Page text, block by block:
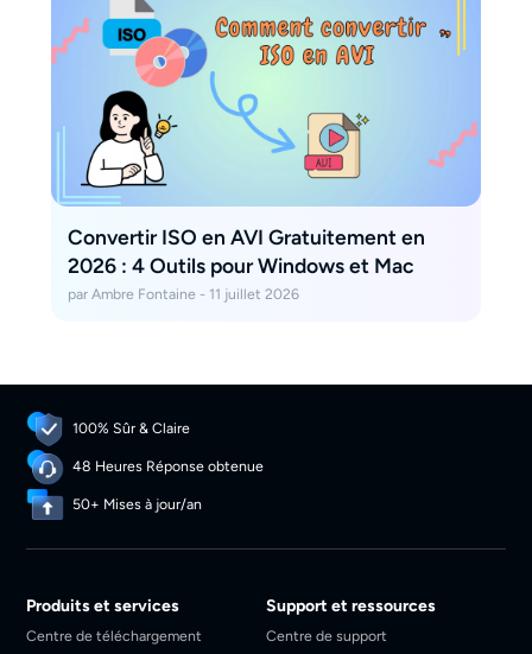
Convertir ISO en AVI Gratuitement en
2026 : 4 Outils pour Windows et Mac
par Ambre Fontaine - 11 juillet 2026
100% Sûr & Claire
48 Heures Réponse obtenue
50+ Mises à jour/an
Produits et services
Centre de téléchargement
Support et ressources
Centre de support